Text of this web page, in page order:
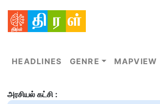
HEADLINES GENRE MAPVIEW
அரசியல் கட்சி :